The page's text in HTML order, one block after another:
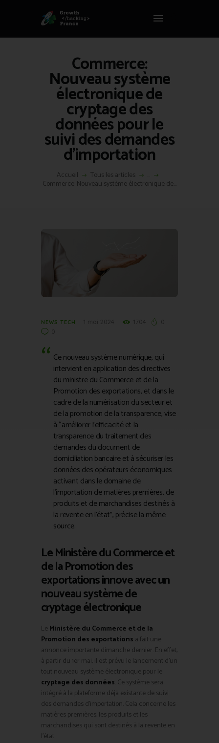
Commerce:
Nouveau système
électronique de
cryptage des
données pour le
suivi des demandes
d’importation
Accueil Tous les articles
Commerce: Nouveau système électronique de...
GROWTH HACKING FRANCE
ACCUEIL
HACKS
VOUS ÊTES ?
RESSOURCES
L’AGENCE
ÉTHIQUE
CONTACT
NEWS TECH
Ce nouveau système numérique, qui
intervient en application des directives
du ministre du Commerce et de la
Promotion des exportations, et dans le
cadre de la numérisation du secteur et
de la promotion de la transparence, vise
à “améliorer l’efficacité et la
transparence du traitement des
demandes du document de
domiciliation bancaire et à sécuriser les
données des opérateurs économiques
activant dans le domaine de
l’importation de matières premières, de
produits et de marchandises destinés à
la revente en l’état”, précise la même
source.
Le Ministère du Commerce et
de la Promotion des
exportations innove avec un
nouveau système de
cryptage électronique
Le Ministère du Commerce et de la
Promotion des exportations a fait une
annonce importante dimanche dernier. En effet,
à partir du 1er mai, il est prévu le lancement d’un
tout nouveau système électronique pour le
cryptage des données . Ce système sera
intégré à la plateforme déjà existante de suivi
des demandes d’importation. Cela concerne les
matières premières, les produits et les
marchandises qui sont destinés à la revente en
l’état.